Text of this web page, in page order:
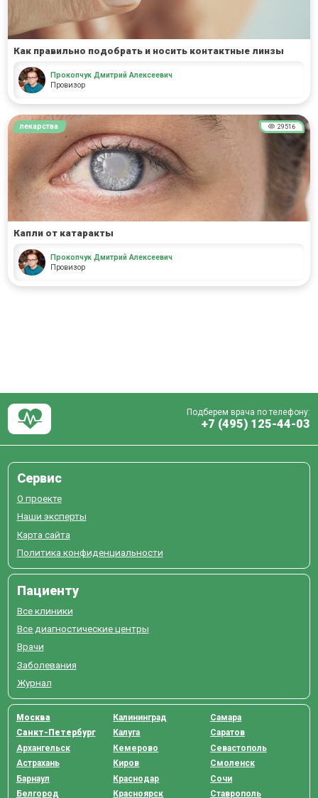
Как правильно подобрать и носить контактные линзы
Прокопчук Дмитрий Алексеевич
Провизор
лекарства 29516
Капли от катаракты
Прокопчук Дмитрий Алексеевич
Провизор
Подберем врача по телефону:
+7 (495) 125-44-03
Сервис
О проекте
Наши эксперты
Карта сайта
Политика конфиденциальности
Пациенту
Все клиники
Все диагностические центры
Врачи
Заболевания
Журнал
Москва
Санкт-Петербург
Архангельск
Астрахань
Барнаул
Белгород
Калининград
Калуга
Кемерово
Киров
Краснодар
Красноярск
Самара
Саратов
Севастополь
Смоленск
Сочи
Ставрополь